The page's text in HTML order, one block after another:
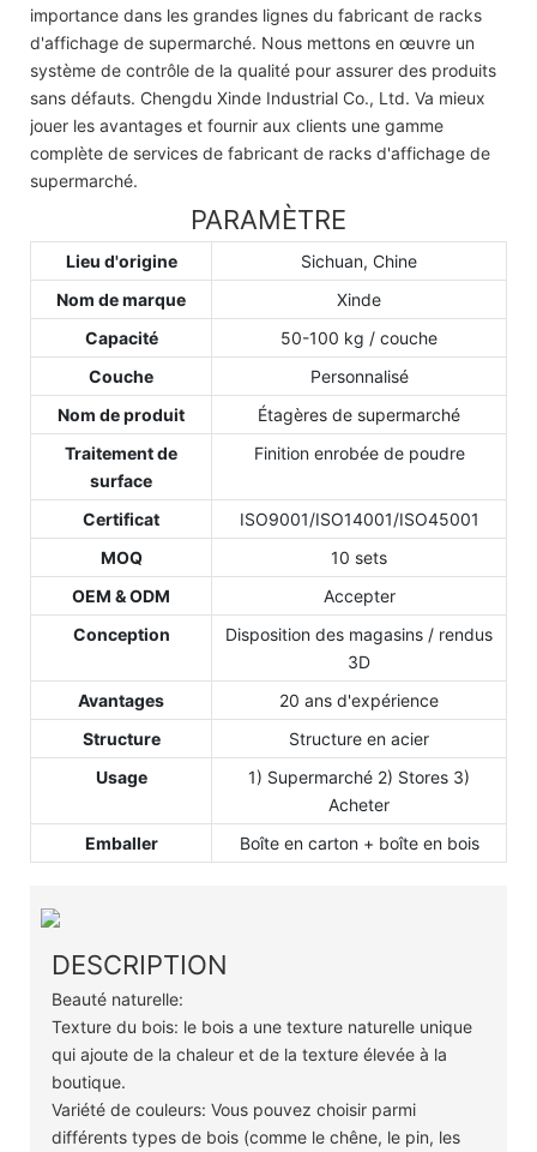
importance dans les grandes lignes du fabricant de racks
d'affichage de supermarché. Nous mettons en œuvre un
système de contrôle de la qualité pour assurer des produits
sans défauts. Chengdu Xinde Industrial Co., Ltd. Va mieux
jouer les avantages et fournir aux clients une gamme
complète de services de fabricant de racks d'affichage de
supermarché.
PARAMÈTRE
Lieu d'origine
Sichuan, Chine
Nom de marque
Xinde
Capacité
50-100 kg / couche
Couche
Personnalisé
Nom de produit
Étagères de supermarché
Traitement de
surface
Finition enrobée de poudre
Certificat
ISO9001/ISO14001/ISO45001
MOQ
10 sets
OEM & ODM
Accepter
Conception
Disposition des magasins / rendus
3D
Avantages
20 ans d'expérience
Structure
Structure en acier
Usage
1) Supermarché 2) Stores 3)
Acheter
Emballer
Boîte en carton + boîte en bois
DESCRIPTION
Beauté naturelle:
Texture du bois: le bois a une texture naturelle unique
qui ajoute de la chaleur et de la texture élevée à la
boutique.
Variété de couleurs: Vous pouvez choisir parmi
différents types de bois (comme le chêne, le pin, les